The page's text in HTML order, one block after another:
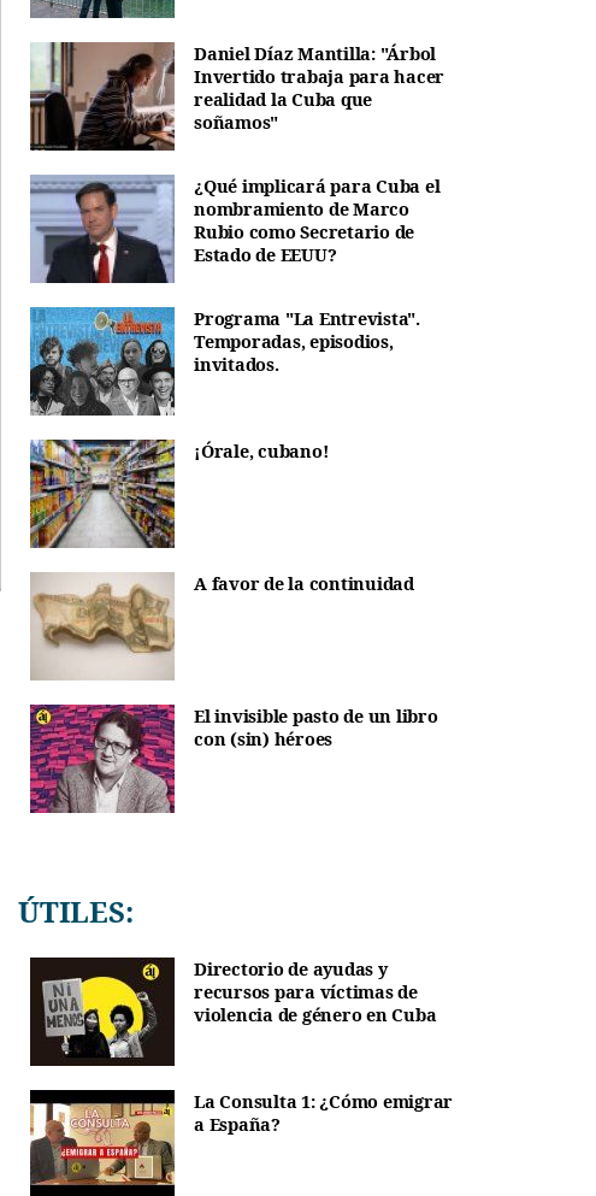
Daniel Díaz Mantilla: "Árbol
Invertido trabaja para hacer
realidad la Cuba que
soñamos"
¿Qué implicará para Cuba el
nombramiento de Marco
Rubio como Secretario de
Estado de EEUU?
Programa "La Entrevista".
Temporadas, episodios,
invitados.
¡Órale, cubano!
A favor de la continuidad
El invisible pasto de un libro
con (sin) héroes
ÚTILES:
Directorio de ayudas y
recursos para víctimas de
violencia de género en Cuba
La Consulta 1: ¿Cómo emigrar
a España?